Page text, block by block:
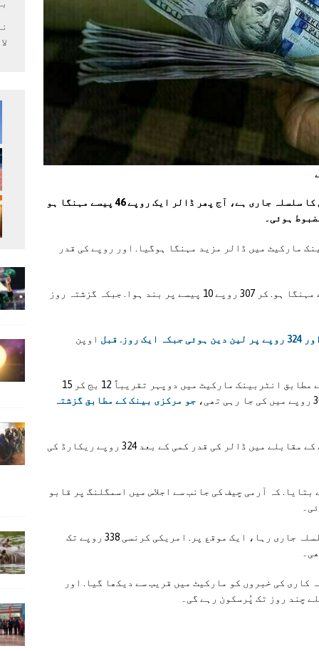
انٹربینک مارکیٹ میں روپے کی قدر میں تنزلی کا سلسلہ جاری ہے، آج پھر ڈالر ایک روپے 46 پیسے مہنگا ہو
ہوئی۔
مارکیٹ میں ڈالر مزید مہنگا ہوگیا. اور روپے کی قدر
انٹربینک مارکیٹ. میں ڈالر ایک روپے 46 پیسے مہنگا ہو. کر 307 روپے 10 پیسے پر بند ہوا. جبکہ گزشتہ روز
پر لین دین ہوئی جبکہ ایک روز. قبل اوپن
ایکسچینج کمپنیز ایسوسی ایشن آف پاکستان کے مطابق انٹربینک مارکیٹ میں دوپہر تقریباً 12 بج کر 15
جو مرکزی بینک کے مطابق گزشتہ
تاہم اوپن مارکیٹ میں گزشتہ روز کے 328 روپے کے مقابلے میں ڈالر کی قدر کمی کے بعد 324 روپے ریکارڈ کی
کہ آرمی چیف کی جانب سے اجلاس میں اسمگلنگ پر قابو
گزشتہ روز اوپن مارکیٹ میں اتار چڑھاؤ کا سلسلہ جاری رہا، ایک موقع پر. امریکی کرنسی 338 روپے تک
کاری کی خبروں کو مارکیٹ میں قریب سے دیکھا گیا. اور
چند روز تک پُرسکون رہے گی۔